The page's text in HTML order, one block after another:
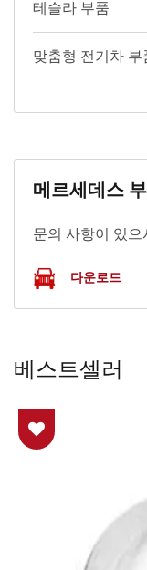
테슬라 부품
맞춤형 전기차 부
메르세데스
문의 사항이 있
다운로드
베스트셀러